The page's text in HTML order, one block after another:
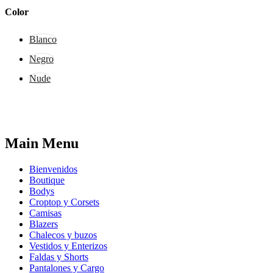
Color
Blanco
Negro
Nude
Main Menu
Bienvenidos
Boutique
Bodys
Croptop y Corsets
Camisas
Blazers
Chalecos y buzos
Vestidos y Enterizos
Faldas y Shorts
Pantalones y Cargo